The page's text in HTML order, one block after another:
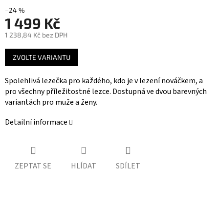
–24 %
1 499 Kč
1 238,84 Kč bez DPH
Měrná
cena:
ZVOLTE VARIANTU
Spolehlivá lezečka pro každého, kdo je v lezení nováčkem, a
pro všechny příležitostné lezce. Dostupná ve dvou barevných
variantách pro muže a ženy.
Detailní informace
ZEPTAT SE HLÍDAT SDÍLET